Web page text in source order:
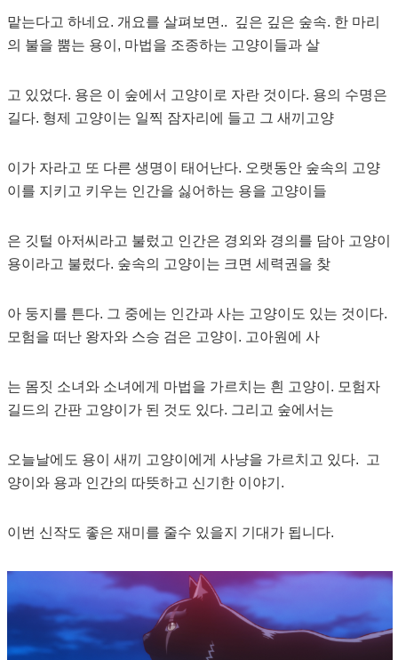
맡는다고 하네요. 개요를 살펴보면.. 깊은 깊은 숲속. 한 마리
의 불을 뿜는 용이, 마법을 조종하는 고양이들과 살
고 있었다. 용은 이 숲에서 고양이로 자란 것이다. 용의 수명은
길다. 형제 고양이는 일찍 잠자리에 들고 그 새끼고양
이가 자라고 또 다른 생명이 태어난다. 오랫동안 숲속의 고양
이를 지키고 키우는 인간을 싫어하는 용을 고양이들
은 깃털 아저씨라고 불렀고 인간은 경외와 경의를 담아 고양이
용이라고 불렀다. 숲속의 고양이는 크면 세력권을 찾
아 둥지를 튼다. 그 중에는 인간과 사는 고양이도 있는 것이다.
모험을 떠난 왕자와 스승 검은 고양이. 고아원에 사
는 몸짓 소녀와 소녀에게 마법을 가르치는 흰 고양이. 모험자
길드의 간판 고양이가 된 것도 있다. 그리고 숲에서는
오늘날에도 용이 새끼 고양이에게 사냥을 가르치고 있다. 고
양이와 용과 인간의 따뜻하고 신기한 이야기.
이번 신작도 좋은 재미를 줄수 있을지 기대가 됩니다.